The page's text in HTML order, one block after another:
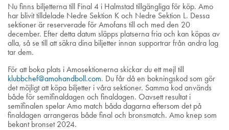
Nu finns biljetterna till Final 4 i Halmstad tillgängliga för köp. Amo
har blivit tilldelade Nedre Sektion K och Nedre Sektion L. Dessa
sektioner är reserverade för Amofans till och med den 20
december. Efter detta datum släpps platserna fria och kan köpas av
alla, så se till att säkra dina biljetter innan supportrar från andra lag
tar dem.
För att boka plats i Amosektionerna skickar du ett mejl till
klubbchef@amohandboll.com. Du får då en bokningskod som gör
det möjligt att köpa biljetter i våra sektioner. Samma kod används
både för semifinaldagen och finaldagen. Oavsett resultat i
semifinalen spelar Amo match båda dagarna eftersom det på
finaldagen arrangeras både final och bronsmatch. Amo knep som
bekant bronset 2024.